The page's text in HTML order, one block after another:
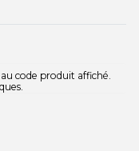
code produit affiché.